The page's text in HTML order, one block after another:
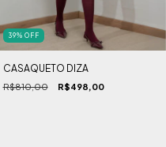
39% OFF
CASAQUETO DIZA
R$810,00 R$498,00